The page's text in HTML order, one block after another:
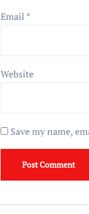
Email *
Website
Save my name,